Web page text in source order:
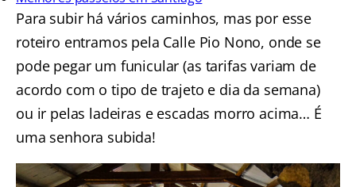
Para subir há vários caminhos, mas por esse
roteiro entramos pela Calle Pio Nono, onde se
pode pegar um funicular (as tarifas variam de
acordo com o tipo de trajeto e dia da semana)
ou ir pelas ladeiras e escadas morro acima… É
uma senhora subida!